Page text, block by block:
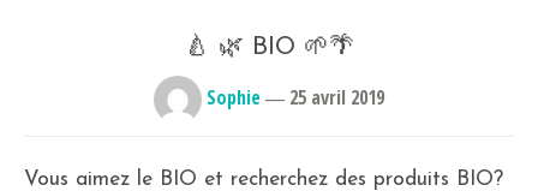
🍐 🌿 BIO 🌱🌴
Sophie― 25 avril 2019
Vous aimez le BIO et recherchez des produits BIO?